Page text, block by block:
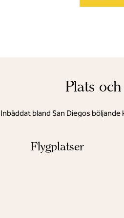
Plats
Inbäddat bland San Diegos
Flygplatser